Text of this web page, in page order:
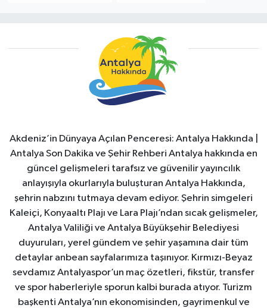
Akdeniz’in Dünyaya Açılan Penceresi: Antalya Hakkında |
Antalya Son Dakika ve Şehir Rehberi Antalya hakkında en
güncel gelişmeleri tarafsız ve güvenilir yayıncılık
anlayışıyla okurlarıyla buluşturan Antalya Hakkında,
şehrin nabzını tutmaya devam ediyor. Şehrin simgeleri
Kaleiçi, Konyaaltı Plajı ve Lara Plajı’ndan sıcak gelişmeler,
Antalya Valiliği ve Antalya Büyükşehir Belediyesi
duyuruları, yerel gündem ve şehir yaşamına dair tüm
detaylar anbean sayfalarımıza taşınıyor. Kırmızı-Beyaz
sevdamız Antalyaspor’un maç özetleri, fikstür, transfer
ve spor haberleriyle sporun kalbi burada atıyor. Turizm
başkenti Antalya’nın ekonomisinden, gayrimenkul ve